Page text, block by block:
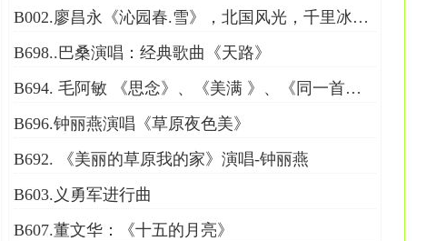
B002.廖昌永《沁园春.雪》，北国风光，千里冰封，万里雪飘
B698..巴桑演唱：经典歌曲《天路》
B694. 毛阿敏 《思念》、《美满 》、《同一首歌 》
B696.钟丽燕演唱《草原夜色美》
B692. 《美丽的草原我的家》演唱-钟丽燕
B603.义勇军进行曲
B607.董文华：《十五的月亮》